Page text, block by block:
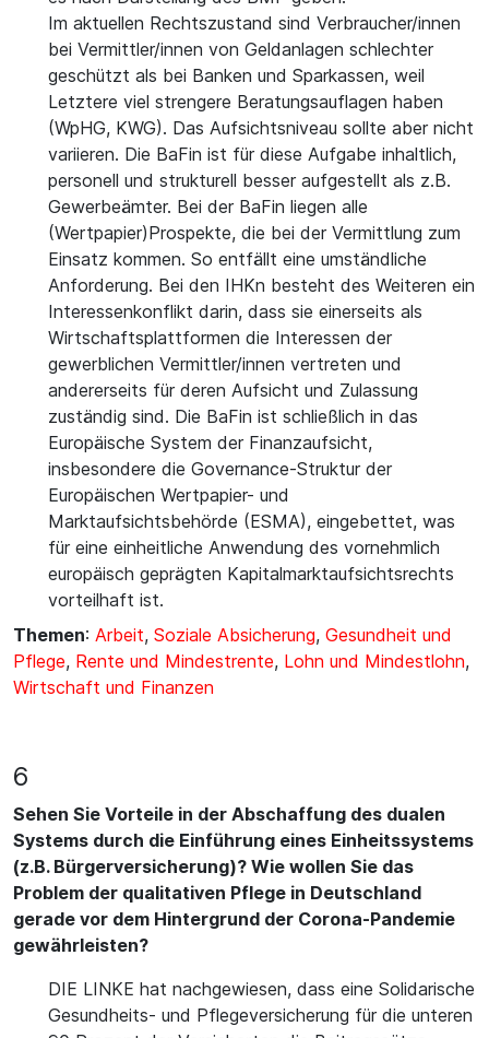
Im aktuellen Rechtszustand sind Verbraucher/innen
bei Vermittler/innen von Geldanlagen schlechter
geschützt als bei Banken und Sparkassen, weil
Letztere viel strengere Beratungsauflagen haben
(WpHG, KWG). Das Aufsichtsniveau sollte aber nicht
variieren. Die BaFin ist für diese Aufgabe inhaltlich,
personell und strukturell besser aufgestellt als z.B.
Gewerbeämter. Bei der BaFin liegen alle
(Wertpapier)Prospekte, die bei der Vermittlung zum
Einsatz kommen. So entfällt eine umständliche
Anforderung. Bei den IHKn besteht des Weiteren ein
Interessenkonflikt darin, dass sie einerseits als
Wirtschaftsplattformen die Interessen der
gewerblichen Vermittler/innen vertreten und
andererseits für deren Aufsicht und Zulassung
zuständig sind. Die BaFin ist schließlich in das
Europäische System der Finanzaufsicht,
insbesondere die Governance-Struktur der
Europäischen Wertpapier- und
Marktaufsichtsbehörde (ESMA), eingebettet, was
für eine einheitliche Anwendung des vornehmlich
europäisch geprägten Kapitalmarktaufsichtsrechts
vorteilhaft ist.
Themen: Arbeit, Soziale Absicherung, Gesundheit und
Pflege, Rente und Mindestrente, Lohn und Mindestlohn,
Wirtschaft und Finanzen
6
Sehen Sie Vorteile in der Abschaffung des dualen
Systems durch die Einführung eines Einheitssystems
(z.B. Bürgerversicherung)? Wie wollen Sie das
Problem der qualitativen Pflege in Deutschland
gerade vor dem Hintergrund der Corona-Pandemie
gewährleisten?
DIE LINKE hat nachgewiesen, dass eine Solidarische
Gesundheits- und Pflegeversicherung für die unteren